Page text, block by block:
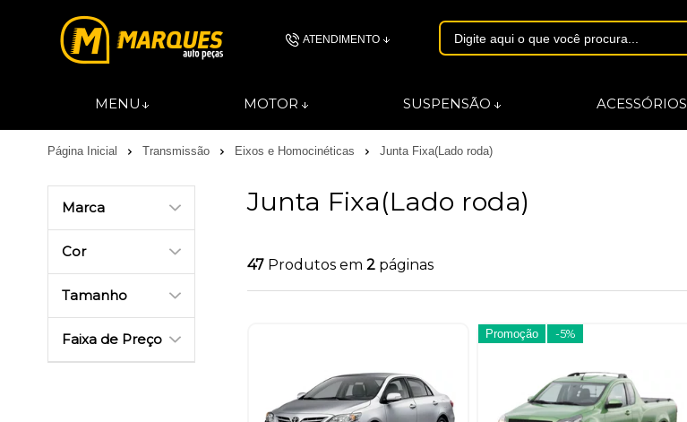
ATENDIMENTO
MENU MOTOR SUSPENSÃO ACESSÓRIOS
Página Inicial Transmissão Eixos e Homocinéticas Junta Fixa(Lado roda)
Marca
Cor
Tamanho
Faixa de Preço
Junta Fixa(Lado roda)
47 Produtos em 2 páginas
Promoção -5%